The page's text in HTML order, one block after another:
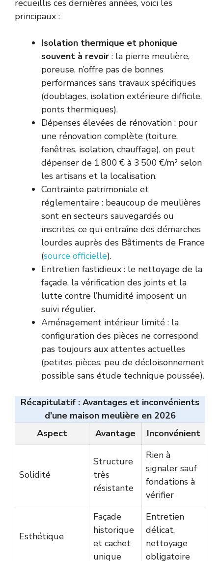
recueillis ces dernières années, voici les
principaux :
Isolation thermique et phonique
souvent à revoir : la pierre meulière,
poreuse, n’offre pas de bonnes
performances sans travaux spécifiques
(doublages, isolation extérieure difficile,
ponts thermiques).
Dépenses élevées de rénovation : pour
une rénovation complète (toiture,
fenêtres, isolation, chauffage), on peut
dépenser de 1 800 € à 3 500 €/m² selon
les artisans et la localisation.
Contrainte patrimoniale et
réglementaire : beaucoup de meulières
sont en secteurs sauvegardés ou
inscrites, ce qui entraîne des démarches
lourdes auprès des Bâtiments de France
(source officielle).
Entretien fastidieux : le nettoyage de la
façade, la vérification des joints et la
lutte contre l’humidité imposent un
suivi régulier.
Aménagement intérieur limité : la
configuration des pièces ne correspond
pas toujours aux attentes actuelles
(petites pièces, peu de décloisonnement
possible sans étude technique poussée).
Récapitulatif : Avantages et inconvénients
d’une maison meulière en 2026
Aspect
Avantage Inconvénient
Solidité
Structure
très
résistante
Rien à
signaler sauf
fondations à
vérifier
Esthétique
Façade
historique
et cachet
unique
Entretien
délicat,
nettoyage
obligatoire